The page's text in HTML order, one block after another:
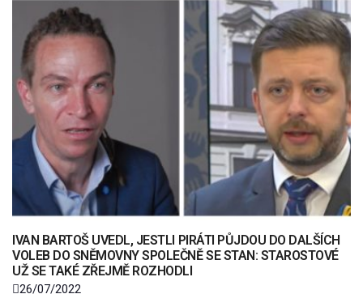
IVAN BARTOŠ UVEDL, JESTLI PIRÁTI PŮJDOU DO DALŠÍCH
VOLEB DO SNĚMOVNY SPOLEČNĚ SE STAN: STAROSTOVÉ
UŽ SE TAKÉ ZŘEJMĚ ROZHODLI
26/07/2022